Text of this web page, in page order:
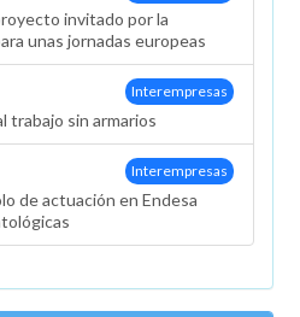
invitado por la
unas jornadas europeas
Interempresas
trabajo sin armarios
Interempresas
de actuación en Endesa